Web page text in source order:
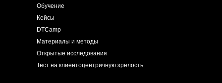
Обучение
Кейсы
DTCamp
Материалы и методы
Открытые исследования
Тест на клиентоцентричную зрелость